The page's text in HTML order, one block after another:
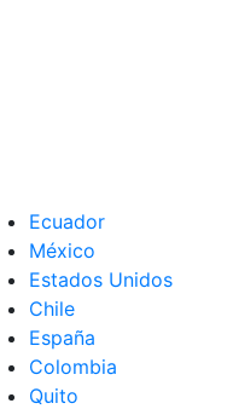
Ecuador
México
Estados Unidos
Chile
España
Colombia
Quito